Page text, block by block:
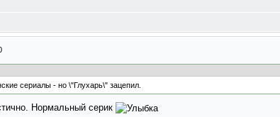
сериалы - но \"Глухарь\" зацепил.
Нормальный серик